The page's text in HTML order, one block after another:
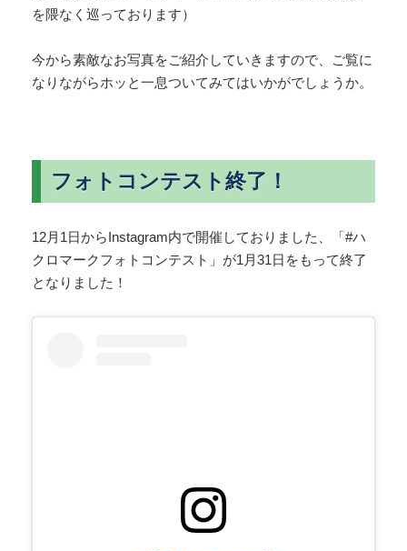
を隈なく巡っております）
今から素敵なお写真をご紹介していきますので、ご覧に
なりながらホッと一息ついてみてはいかがでしょうか。
フォトコンテスト終了！
12月1日からInstagram内で開催しておりました、「#ハ
クロマークフォトコンテスト」が1月31日をもって終了
となりました！